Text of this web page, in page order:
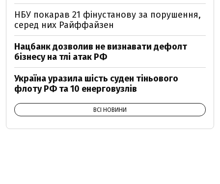
НБУ покарав 21 фінустанову за порушення,
серед них Райффайзен
Нацбанк дозволив не визнавати дефолт
бізнесу на тлі атак РФ
Україна уразила шість суден тіньового
флоту РФ та 10 енерговузлів
ВСІ НОВИНИ